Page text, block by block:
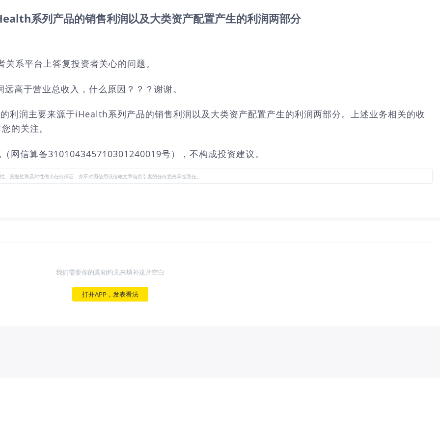
系列产品的销售利润以及大类资产配置产生的利润两部分
系平台上答复投资者关心的问题。
高于营业总收入，什么原因？？？谢谢。
利润主要来源于iHealth系列产品的销售利润以及大类资产配置产生的利润两部分。上述业务相关的收
的关注。
网信算备310104345710301240019号），不构成投资建议。
完整性和及时性做出任何保证，亦不对因使用或信赖文章信息引发的任何损失承担责任。
我们需要你的真知灼见来填补这片空白
打开APP，发表看法